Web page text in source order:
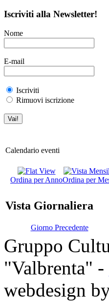
Iscriviti alla Newsletter!
Nome
E-mail
Iscriviti
Rimuovi iscrizione
Calendario eventi
Ordina per AnnoOrdina per
Vista Giornaliera
Giorno Precedente
Gruppo
"Valbrenta" -
webdesign